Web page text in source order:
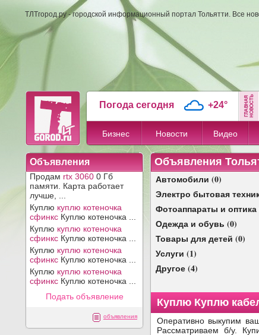
ТЛТгород.ру - городской информационный портал Тольятти. Все
Погода сегодня +24°
Бизнес Новости Видео
Объявления
Продам rtx 3060 0 Гб
памяти. Карта работает
лучше, ...
Куплю куплю котеночка
сфинкс Куплю котеночка ...
Куплю куплю котеночка
сфинкс Куплю котеночка ...
Куплю куплю котеночка
сфинкс Куплю котеночка ...
Куплю куплю котеночка
сфинкс Куплю котеночка ...
Подать объявление
объявления
Объявления
Автомобили (0)
Электро бытовая
Фотоаппараты и оптика
Одежда и обувь (0)
Товары для детей (0)
Услуги (1)
Другое (4)
Куплю Куплю
Фото объявления
Оперативно выкупим
Рассматриваем б/у.